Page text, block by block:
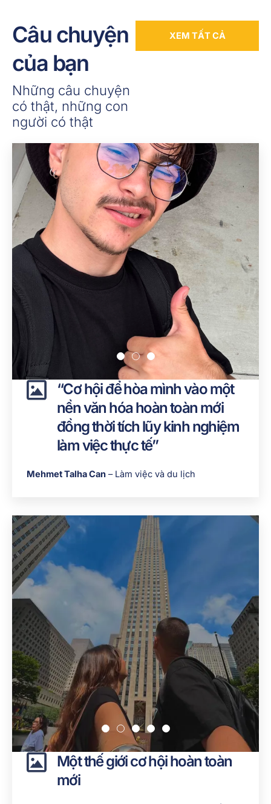
Câu chuyện
của bạn
Những câu chuyện
có thật, những con
người có thật
XEM TẤT CẢ
“Cơ hội để hòa mình vào một
nền văn hóa hoàn toàn mới
đồng thời tích lũy kinh nghiệm
làm việc thực tế”
Mehmet Talha Can – Làm việc và du lịch
Một thế giới cơ hội hoàn toàn
mới